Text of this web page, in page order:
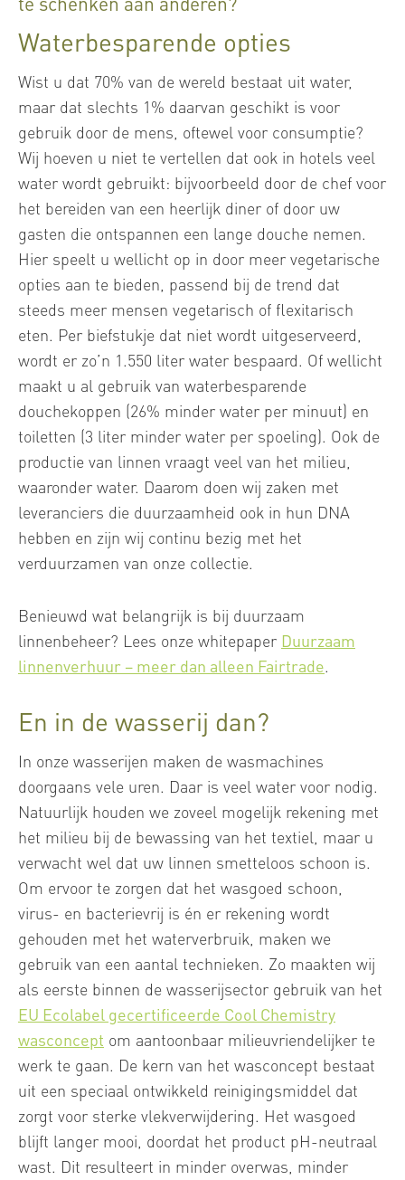
Waterbesparende opties
Wist u dat 70% van de wereld bestaat uit water,
maar dat slechts 1% daarvan geschikt is voor
gebruik door de mens, oftewel voor consumptie?
Wij hoeven u niet te vertellen dat ook in hotels veel
water wordt gebruikt: bijvoorbeeld door de chef voor
het bereiden van een heerlijk diner of door uw
gasten die ontspannen een lange douche nemen.
Hier speelt u wellicht op in door meer vegetarische
opties aan te bieden, passend bij de trend dat
steeds meer mensen vegetarisch of flexitarisch
eten. Per biefstukje dat niet wordt uitgeserveerd,
wordt er zo’n 1.550 liter water bespaard. Of wellicht
maakt u al gebruik van waterbesparende
douchekoppen (26% minder water per minuut) en
toiletten (3 liter minder water per spoeling). Ook de
productie van linnen vraagt veel van het milieu,
waaronder water. Daarom doen wij zaken met
leveranciers die duurzaamheid ook in hun DNA
hebben en zijn wij continu bezig met het
verduurzamen van onze collectie.
Benieuwd wat belangrijk is bij duurzaam
linnenbeheer? Lees onze whitepaper Duurzaam
linnenverhuur – meer dan alleen Fairtrade.
En in de wasserij dan?
In onze wasserijen maken de wasmachines
doorgaans vele uren. Daar is veel water voor nodig.
Natuurlijk houden we zoveel mogelijk rekening met
het milieu bij de bewassing van het textiel, maar u
verwacht wel dat uw linnen smetteloos schoon is.
Om ervoor te zorgen dat het wasgoed schoon,
virus- en bacterievrij is én er rekening wordt
gehouden met het waterverbruik, maken we
gebruik van een aantal technieken. Zo maakten wij
als eerste binnen de wasserijsector gebruik van het
EU Ecolabel gecertificeerde Cool Chemistry
wasconcept om aantoonbaar milieuvriendelijker te
werk te gaan. De kern van het wasconcept bestaat
uit een speciaal ontwikkeld reinigingsmiddel dat
zorgt voor sterke vlekverwijdering. Het wasgoed
blijft langer mooi, doordat het product pH-neutraal
wast. Dit resulteert in minder overwas, minder